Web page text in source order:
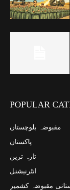
POPULAR
مقبوضہ بلوچستان
پاکستان
تازہ ترین
انٹرنیشنل
مقبوضہ کشمیر